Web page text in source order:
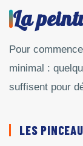
La
Pour
minimal :
suffisent pour
LES